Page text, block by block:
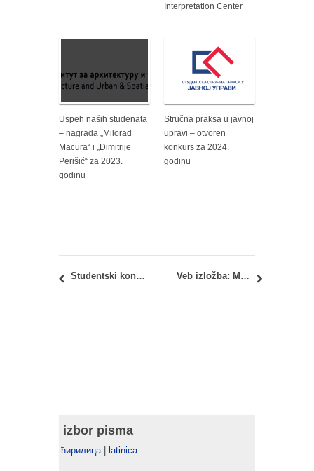
Interpretation Center
Uspeh naših studenata
– nagrada „Milorad
Macura“ i „Dimitrije
Perišić“ za 2023.
godinu
Stručna praksa u javnoj
upravi – otvoren
konkurs za 2024.
godinu
Studentski konkurs: Nagrade Evropske asocijacije organizacija grejanja, hlađenja i klimatizacije REHVA za 2017. Veb izložba: Master Studio M01 – Projekat 2016/17
izbor pisma
ћирилица | latinica